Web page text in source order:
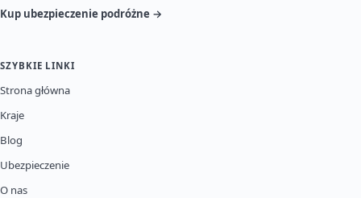
Kup ubezpieczenie podróżne →
SZYBKIE LINKI
Strona główna
Kraje
Blog
Ubezpieczenie
O nas